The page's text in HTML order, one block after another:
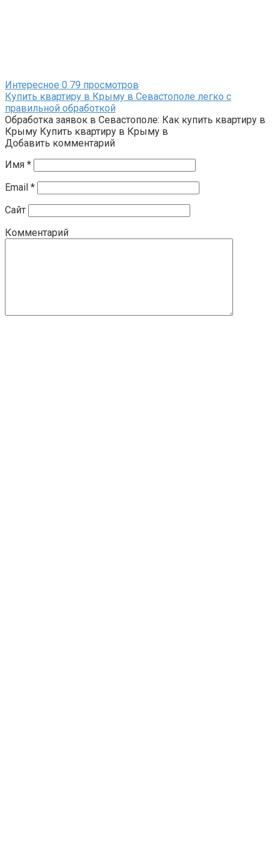
Интересное 0 79 просмотров
Купить квартиру в Крыму в Севастополе легко с
правильной обработкой
Обработка заявок в Севастополе: Как купить квартиру в
Крыму Купить квартиру в Крыму в
Добавить комментарий
Имя *
Email *
Сайт
Комментарий